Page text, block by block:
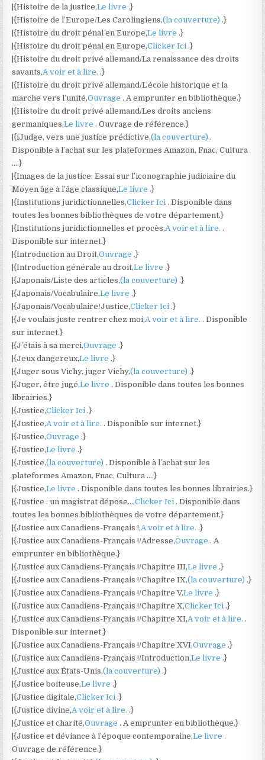
|{Histoire de la justice,Le livre .}
|{Histoire de l’Europe/Les Carolingiens,(la couverture) .}
|{Histoire du droit pénal en Europe,Le livre .}
|{Histoire du droit pénal en Europe,Clicker Ici .}
|{Histoire du droit privé allemand/La renaissance des droits
savants,A voir et à lire. .}
|{Histoire du droit privé allemand/L’école historique et la
marche vers l’unité,Ouvrage . A emprunter en bibliothèque.}
|{Histoire du droit privé allemand/Les droits anciens
germaniques,Le livre . Ouvrage de référence.}
|{iJudge, vers une justice prédictive,(la couverture) .
Disponible à l’achat sur les plateformes Amazon, Fnac, Cultura
….}
|{Images de la justice: Essai sur l’iconographie judiciaire du
Moyen âge à l’âge classique,Le livre .}
|{Institutions juridictionnelles,Clicker Ici . Disponible dans
toutes les bonnes bibliothèques de votre département.}
|{Institutions juridictionnelles et procès,A voir et à lire. .
Disponible sur internet.}
|{Introduction au Droit,Ouvrage .}
|{Introduction générale au droit,Le livre .}
|{Japonais/Liste des articles,(la couverture) .}
|{Japonais/Vocabulaire,Le livre .}
|{Japonais/Vocabulaire/Justice,Clicker Ici .}
|{Je voulais juste rentrer chez moi,A voir et à lire. . Disponible
sur internet.}
|{J’étais à sa merci,Ouvrage .}
|{Jeux dangereux,Le livre .}
|{Juger sous Vichy, juger Vichy,(la couverture) .}
|{Juger, être jugé,Le livre . Disponible dans toutes les bonnes
librairies.}
|{Justice,Clicker Ici .}
|{Justice,A voir et à lire. . Disponible sur internet.}
|{Justice,Ouvrage .}
|{Justice,Le livre .}
|{Justice,(la couverture) . Disponible à l’achat sur les
plateformes Amazon, Fnac, Cultura ….}
|{Justice,Le livre . Disponible dans toutes les bonnes librairies.}
|{Justice : un magistrat dépose…,Clicker Ici . Disponible dans
toutes les bonnes bibliothèques de votre département.}
|{Justice aux Canadiens-Français !,A voir et à lire. .}
|{Justice aux Canadiens-Français !/Adresse,Ouvrage . A
emprunter en bibliothèque.}
|{Justice aux Canadiens-Français !/Chapitre III,Le livre .}
|{Justice aux Canadiens-Français !/Chapitre IX,(la couverture) .}
|{Justice aux Canadiens-Français !/Chapitre V,Le livre .}
|{Justice aux Canadiens-Français !/Chapitre X,Clicker Ici .}
|{Justice aux Canadiens-Français !/Chapitre XI,A voir et à lire. .
Disponible sur internet.}
|{Justice aux Canadiens-Français !/Chapitre XVI,Ouvrage .}
|{Justice aux Canadiens-Français !/Introduction,Le livre .}
|{Justice aux États-Unis,(la couverture) .}
|{Justice boiteuse,Le livre .}
|{Justice digitale,Clicker Ici .}
|{Justice divine,A voir et à lire. .}
|{Justice et charité,Ouvrage . A emprunter en bibliothèque.}
|{Justice et déviance à l’époque contemporaine,Le livre .
Ouvrage de référence.}